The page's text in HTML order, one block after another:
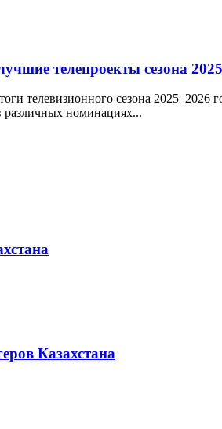
телепроекты сезона
телевизионного сезона
различных номинациях...
Казахстана